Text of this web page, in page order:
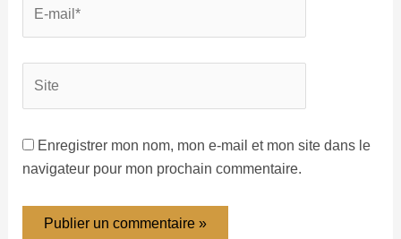
Enregistrer mon nom, mon e-mail et mon site dans le
navigateur pour mon prochain commentaire.